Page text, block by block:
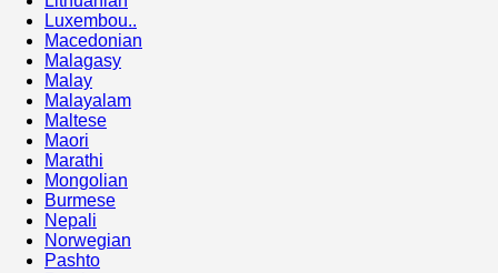
Luxembou..
Macedonian
Malagasy
Malay
Malayalam
Maltese
Maori
Marathi
Mongolian
Burmese
Nepali
Norwegian
Pashto